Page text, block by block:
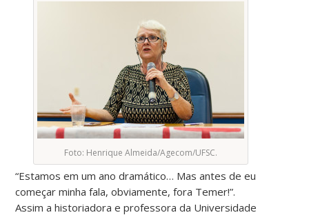
Foto: Henrique Almeida/Agecom/UFSC.
“Estamos em um ano dramático… Mas antes de eu
começar minha fala, obviamente, fora Temer!”.
Assim a historiadora e professora da Universidade